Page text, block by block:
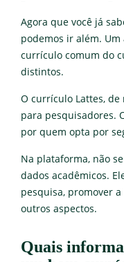
Agora que você já
podemos ir além.
currículo comum do
distintos.
O currículo Lattes,
para pesquisadores.
por quem opta por
Na plataforma, não
dados acadêmicos.
pesquisa, promover
outros aspectos.
Quais